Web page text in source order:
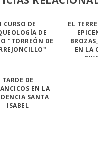
I CURSO DE
DE
"TORREÓN DE
EL
EN LA
TARDE DE
EN LA
SANTA
ISABEL